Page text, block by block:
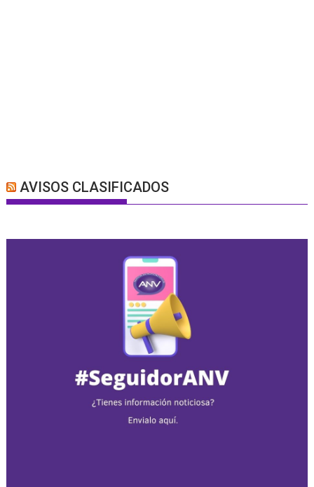
AVISOS CLASIFICADOS